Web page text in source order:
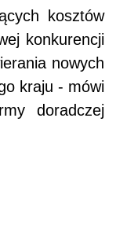
kosztów
konkurencji
nowych
kraju - mówi
doradczej